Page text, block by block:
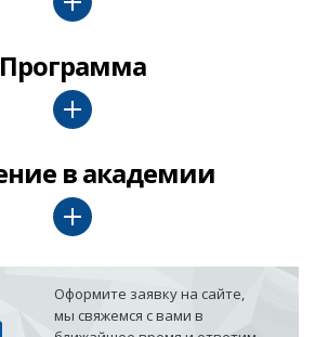
Программа
в академии
Оформите заявку на сайте,
мы свяжемся с вами в